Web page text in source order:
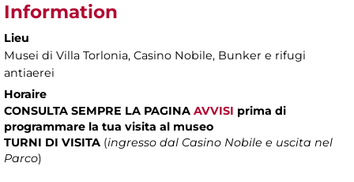
Information
Lieu
Musei di Villa Torlonia, Casino Nobile, Bunker e rifugi
antiaerei
Horaire
CONSULTA SEMPRE LA PAGINA AVVISI prima di
programmare la tua visita al museo
TURNI DI VISITA (ingresso dal Casino Nobile e uscita nel
Parco)